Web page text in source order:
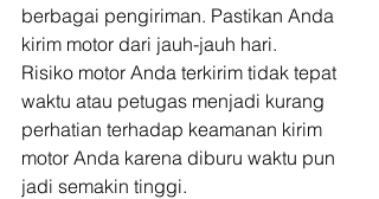
berbagai pengiriman. Pastikan Anda
kirim motor dari jauh-jauh hari.
Risiko motor Anda terkirim tidak tepat
waktu atau petugas menjadi kurang
perhatian terhadap keamanan kirim
motor Anda karena diburu waktu pun
jadi semakin tinggi.